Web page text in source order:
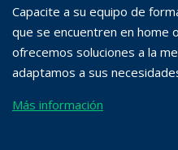
Capacite a su equipo de
que se encuentren en home
ofrecemos soluciones a la
adaptamos a sus
Más información